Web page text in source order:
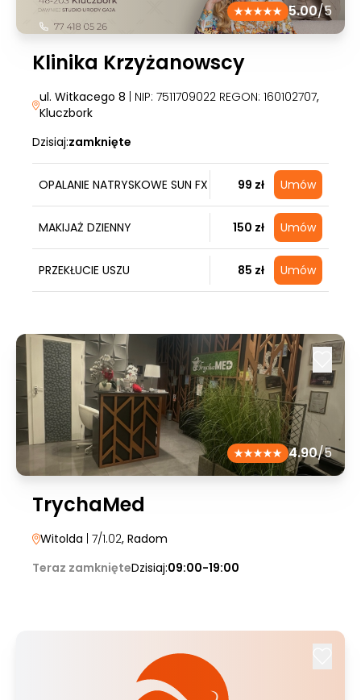
5.00/5
Klinika Krzyżanowscy
ul. Witkacego 8 | NIP: 7511709022 REGON: 160102707,
Kluczbork
Dzisiaj:zamknięte
OPALANIE NATRYSKOWE SUN FX 99 zł Umów
MAKIJAŻ DZIENNY 150 zł Umów
PRZEKŁUCIE USZU 85 zł Umów
4.90/5
TrychaMed
Witolda | 7/1.02, Radom
Teraz zamknięteDzisiaj:09:00-19:00